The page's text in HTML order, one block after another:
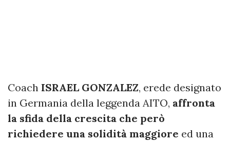
Coach ISRAEL GONZALEZ, erede designato
in Germania della leggenda AITO, affronta
la sfida della crescita che però
richiedere una solidità maggiore ed una